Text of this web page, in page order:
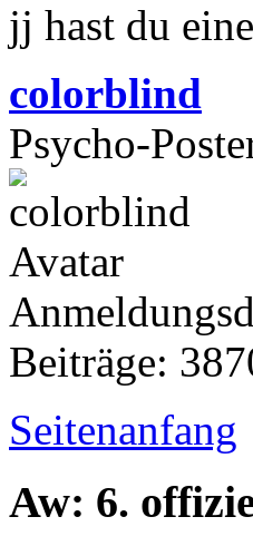
jj hast du
colorblind
Psycho-
Beiträge:
Seitenanfang
Aw: 6.